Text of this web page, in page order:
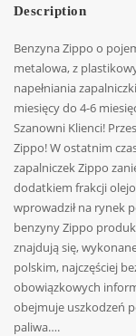
Description
Benzyna Zippo o
metalowa, z
napełniania
miesięcy do 4-6
Szanowni Klienci!
Zippo! W ostatnim
zapalniczek Zippo
dodatkiem frakcji
wprowadził na rynek
benzyny Zippo
znajdują się,
polskim, najczęściej
obowiązkowych
obejmuje uszkodzeń
paliwa….